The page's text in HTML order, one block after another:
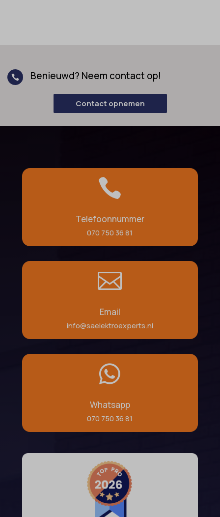
 Benieuwd? Neem contact op!
Contact opnemen

Telefoonnummer
070 750 36 81

Email
info@saelektroexperts.nl

Whatsapp
070 750 36 81